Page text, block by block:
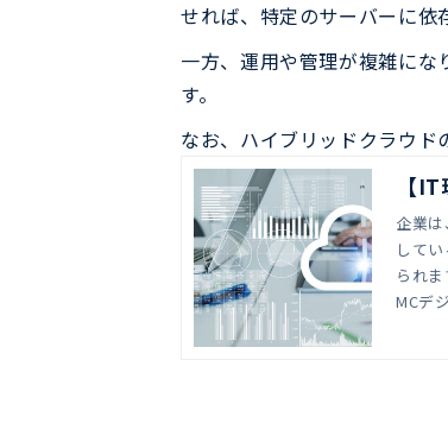
せれば、特定のサーバーに依
一方、運用や管理が複雑に
す。
なお、ハイブリッドクラウド
【
企業は、
して
られます。 そのような課題解決方法として、ハイブリッドクラウドが注目を集めています
ラウド
MCデ